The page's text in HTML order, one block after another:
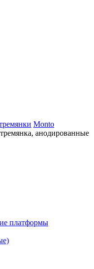
Monto
анодированные
платформы